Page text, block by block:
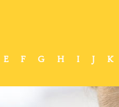
E F G H I J K